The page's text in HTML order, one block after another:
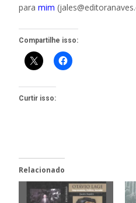
para mim
Compartilhe isso:
Curtir isso:
Relacionado